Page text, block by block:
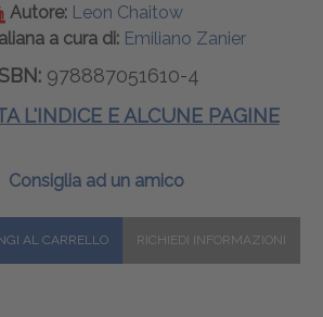
Autore: Leon Chaitow
a cura di: Emiliano Zanier
978887051610-4
L'INDICE E ALCUNE PAGINE
Consiglia ad un amico